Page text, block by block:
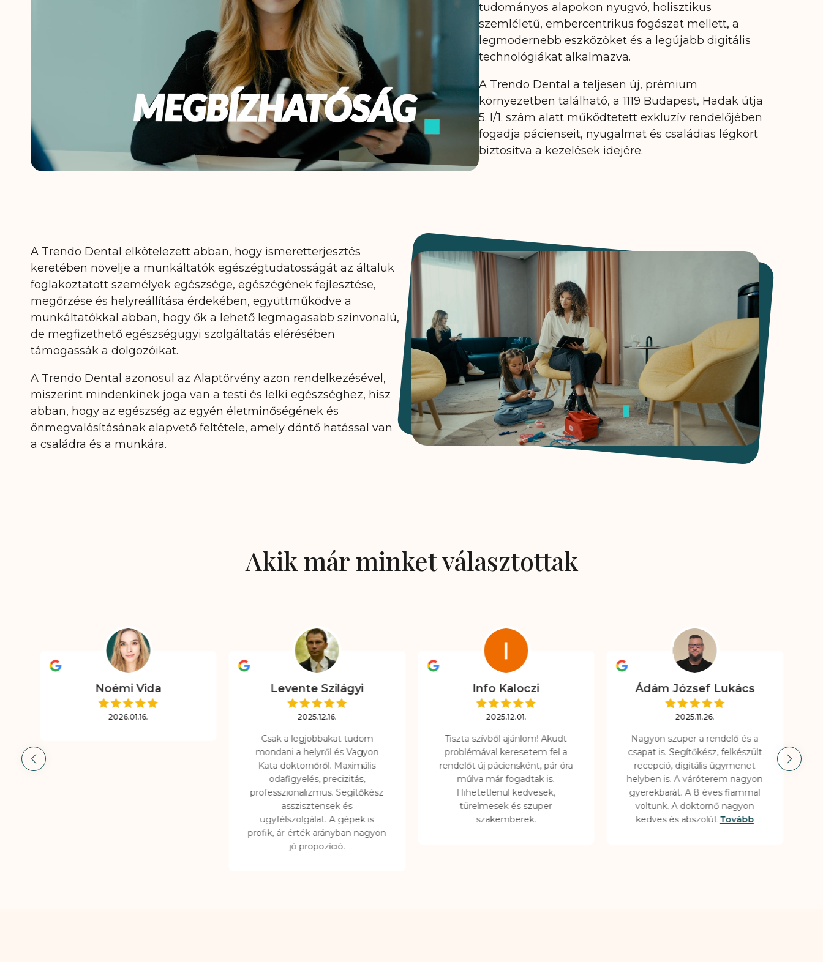
tudományos alapokon nyugvó, holisztikus
szemléletű, embercentrikus fogászat mellett, a
legmodernebb eszközöket és a legújabb digitális
technológiákat alkalmazva.
A Trendo Dental a teljesen új, prémium
környezetben található, a 1119 Budapest, Hadak útja
5. I/1. szám alatt működtetett exkluzív rendelőjében
fogadja pácienseit, nyugalmat és családias légkört
biztosítva a kezelések idejére.
A Trendo Dental elkötelezett abban, hogy ismeretterjesztés
keretében növelje a munkáltatók egészégtudatosságát az általuk
foglakoztatott személyek egészsége, egészégének fejlesztése,
megőrzése és helyreállítása érdekében, együttműködve a
munkáltatókkal abban, hogy ők a lehető legmagasabb színvonalú,
de megfizethető egészségügyi szolgáltatás elérésében
támogassák a dolgozóikat.
A Trendo Dental azonosul az Alaptörvény azon rendelkezésével,
miszerint mindenkinek joga van a testi és lelki egészséghez, hisz
abban, hogy az egészség az egyén életminőségének és
önmegvalósításának alapvető feltétele, amely döntő hatással van
a családra és a munkára.
Akik már minket választottak
Noémi Vida
2026.01.16.
Levente Szilágyi
2025.12.16.
Csak a legjobbakat tudom
mondani a helyről és Vagyon
Kata doktornőről. Maximális
odafigyelés, precizitás,
professzionalizmus. Segítőkész
asszisztensek és
ügyfélszolgálat. A gépek is
profik, ár-érték arányban nagyon
jó propozíció.
Info Kaloczi
2025.12.01.
Tiszta szívből ajánlom! Akudt
problémával keresetem fel a
rendelőt új páciensként, pár óra
múlva már fogadtak is.
Hihetetlenül kedvesek,
türelmesek és szuper
szakemberek.
Ádám József Lukács
2025.11.26.
Nagyon szuper a rendelő és a
csapat is. Segítőkész, felkészült
recepció, digitális ügymenet
helyben is. A váróterem nagyon
gyerekbarát. A 8 éves fiammal
voltunk. A doktornő nagyon
kedves és abszolút Tovább